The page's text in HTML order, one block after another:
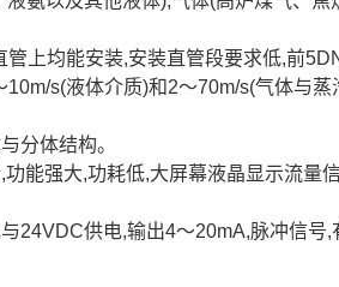
管上均能安装,安装直管段要求低,前
10m/s(液体介质)和2～70m/s(气体与蒸
分体结构。
,功能强大,功耗低,大屏幕液晶显示流量
24VDC供电,输出4～20mA,脉冲信号,